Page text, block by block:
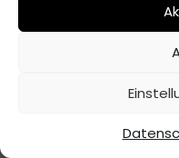
©
Datenschutz